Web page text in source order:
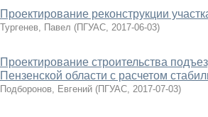
Проектирование реконструкции
Тургенев, Павел (ПГУАС, 2017-06-03)
Проектирование строительства
Пензенской области с расчетом
Подборонов, Евгений (ПГУАС, 2017-07-03)